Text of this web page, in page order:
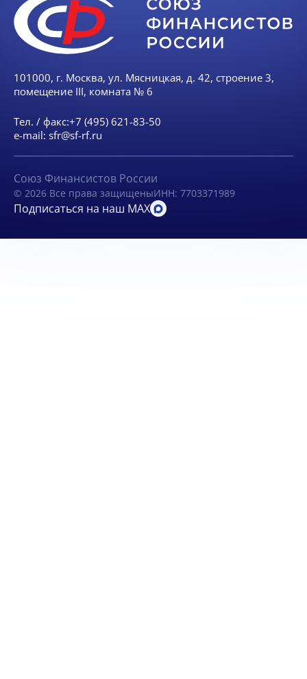
101000, г. Москва, ул. Мясницкая, д. 42, строение 3,
помещение III, комната № 6
Тел. / факс:+7 (495) 621-83-50
e-mail: sfr@sf-rf.ru
Союз Финансистов России
© 2026 Все права защищеныИНН: 7703371989
Подписаться на наш MAX